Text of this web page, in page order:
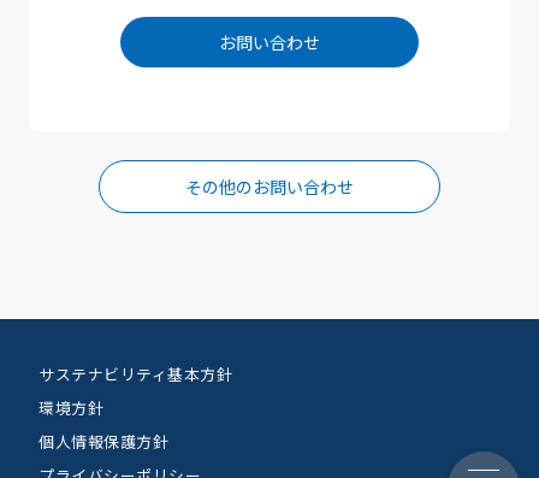
お問い合わせ
その他のお問い合わせ
サステナビリティ基本方針
環境方針
個人情報保護方針